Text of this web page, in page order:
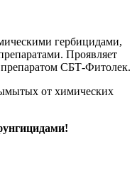
гербицидами,
Проявляет
СБТ-Фитолек.
от химических